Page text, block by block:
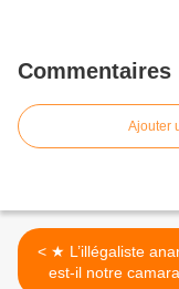
Commentaires
Ajouter
< ★ L’illégaliste anarchiste
est-il notre